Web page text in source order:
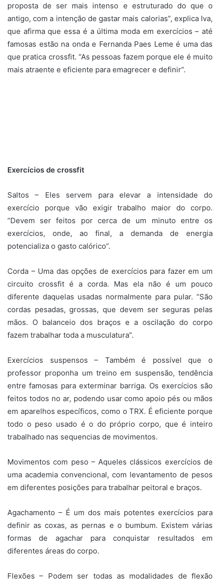
proposta de ser mais intenso e estruturado do que o
antigo, com a intenção de gastar mais calorias”, explica Iva,
que afirma que essa é a última moda em exercícios – até
famosas estão na onda e Fernanda Paes Leme é uma das
que pratica crossfit. “As pessoas fazem porque ele é muito
mais atraente e eficiente para emagrecer e definir”.
Exercícios de crossfit
Saltos – Eles servem para elevar a intensidade do
exercício porque vão exigir trabalho maior do corpo.
“Devem ser feitos por cerca de um minuto entre os
exercícios, onde, ao final, a demanda de energia
potencializa o gasto calórico”.
Corda – Uma das opções de exercícios para fazer em um
circuito crossfit é a corda. Mas ela não é um pouco
diferente daquelas usadas normalmente para pular. “São
cordas pesadas, grossas, que devem ser seguras pelas
mãos. O balanceio dos braços e a oscilação do corpo
fazem trabalhar toda a musculatura”.
Exercícios suspensos – Também é possível que o
professor proponha um treino em suspensão, tendência
entre famosas para exterminar barriga. Os exercícios são
feitos todos no ar, podendo usar como apoio pés ou mãos
em aparelhos específicos, como o TRX. É eficiente porque
todo o peso usado é o do próprio corpo, que é inteiro
trabalhado nas sequencias de movimentos.
Movimentos com peso – Aqueles clássicos exercícios de
uma academia convencional, com levantamento de pesos
em diferentes posições para trabalhar peitoral e braços.
Agachamento – É um dos mais potentes exercícios para
definir as coxas, as pernas e o bumbum. Existem várias
formas de agachar para conquistar resultados em
diferentes áreas do corpo.
Flexões – Podem ser todas as modalidades de flexão